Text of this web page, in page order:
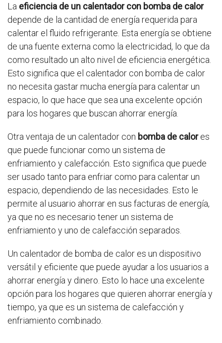
La eficiencia de un calentador con bomba de calor
depende de la cantidad de energía requerida para
calentar el fluido refrigerante. Esta energía se obtiene
de una fuente externa como la electricidad, lo que da
como resultado un alto nivel de eficiencia energética.
Esto significa que el calentador con bomba de calor
no necesita gastar mucha energía para calentar un
espacio, lo que hace que sea una excelente opción
para los hogares que buscan ahorrar energía.
Otra ventaja de un calentador con bomba de calores
que puede funcionar como un sistema de
enfriamiento y calefacción. Esto significa que puede
ser usado tanto para enfriar como para calentar un
espacio, dependiendo de las necesidades. Esto le
permite al usuario ahorrar en sus facturas de energía,
ya que no es necesario tener un sistema de
enfriamiento y uno de calefacción separados.
Un calentador de bomba de calor es un dispositivo
versátil y eficiente que puede ayudar a los usuarios a
ahorrar energía y dinero. Esto lo hace una excelente
opción para los hogares que quieren ahorrar energía y
tiempo, ya que es un sistema de calefacción y
enfriamiento combinado.